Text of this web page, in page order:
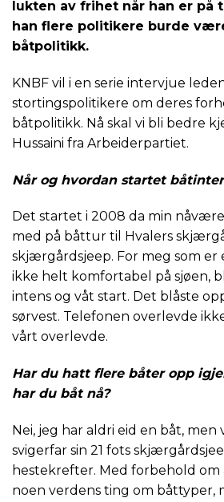
lukten av frihet når han er på
han flere politikere burde
båtpolitikk.
KNBF vil i en serie intervjue
stortingspolitikere om deres
båtpolitikk. Nå skal vi bli bedre
Hussaini fra Arbeiderpartiet.
Når og hvordan startet
Det startet i 2008 da min
med på båttur til Hvalers
skjærgårdsjeep. For meg som er
ikke helt komfortabel på sjøen,
intens og våt start. Det blåste
sørvest. Telefonen overlevde
vårt overlevde.
Har du hatt flere båter opp
har du båt nå?
Nei, jeg har aldri eid en båt, men
svigerfar sin 21 fots
hestekrefter. Med forbehold om
noen verdens ting om båttyper,